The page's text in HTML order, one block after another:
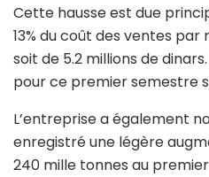
Cette hausse est due
13% du coût des ventes
soit de 5.2 millions de
pour ce premier semestre
L’entreprise a également
enregistré une légère
240 mille tonnes au